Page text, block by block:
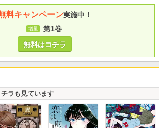
料キャンペーン実施中！
増量
第1巻
無料はコチラ
ラも見ています